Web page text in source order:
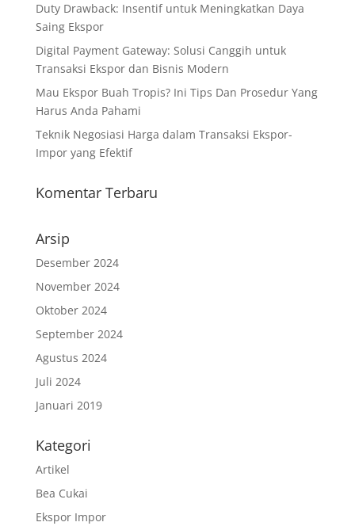
Duty Drawback: Insentif untuk Meningkatkan Daya
Saing Ekspor
Digital Payment Gateway: Solusi Canggih untuk
Transaksi Ekspor dan Bisnis Modern
Mau Ekspor Buah Tropis? Ini Tips Dan Prosedur Yang
Harus Anda Pahami
Teknik Negosiasi Harga dalam Transaksi Ekspor-
Impor yang Efektif
Komentar Terbaru
Arsip
Desember 2024
November 2024
Oktober 2024
September 2024
Agustus 2024
Juli 2024
Januari 2019
Kategori
Artikel
Bea Cukai
Ekspor Impor